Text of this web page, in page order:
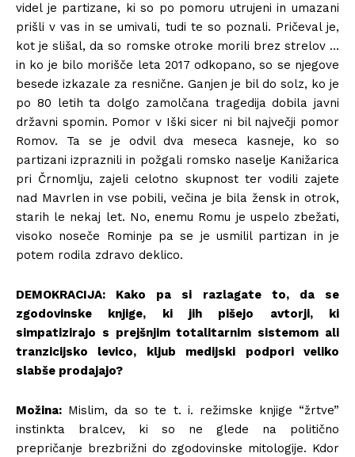
videl je partizane, ki so po pomoru utrujeni in umazani
prišli v vas in se umivali, tudi te so poznali. Pričeval je,
kot je slišal, da so romske otroke morili brez strelov …
in ko je bilo morišče leta 2017 odkopano, so se njegove
besede izkazale za resnične. Ganjen je bil do solz, ko je
po 80 letih ta dolgo zamolčana tragedija dobila javni
državni spomin. Pomor v Iški sicer ni bil največji pomor
Romov. Ta se je odvil dva meseca kasneje, ko so
partizani izpraznili in požgali romsko naselje Kanižarica
pri Črnomlju, zajeli celotno skupnost ter vodili zajete
nad Mavrlen in vse pobili, večina je bila žensk in otrok,
starih le nekaj let. No, enemu Romu je uspelo zbežati,
visoko noseče Rominje pa se je usmilil partizan in je
potem rodila zdravo deklico.
DEMOKRACIJA: Kako pa si razlagate to, da se
zgodovinske knjige, ki jih pišejo avtorji, ki
simpatizirajo s prejšnjim totalitarnim sistemom ali
tranzicijsko levico, kljub medijski podpori veliko
slabše prodajajo?
Možina: Mislim, da so te t. i. režimske knjige “žrtve”
instinkta bralcev, ki so ne glede na politično
prepričanje brezbrižni do zgodovinske mitologije. Kdor